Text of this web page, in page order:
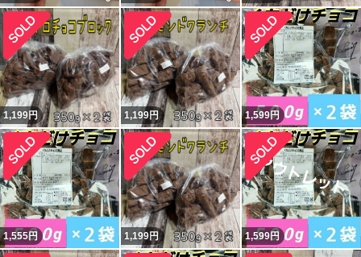
1,199円 1,199円 1,599円
1,555円 1,199円 1,599円